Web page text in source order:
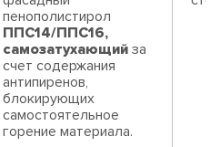
пенополистирол
ППС14/ППС16,
самозатухающий за
счет содержания
антипиренов,
блокирующих
самостоятельное
горение материала.